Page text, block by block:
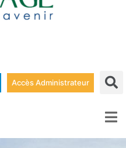
Accès Administrateur